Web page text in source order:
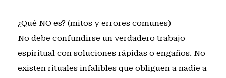
¿Qué NO es? (mitos y errores comunes)
No debe confundirse un verdadero trabajo
espiritual con soluciones rápidas o engaños. No
existen rituales infalibles que obliguen a nadie a